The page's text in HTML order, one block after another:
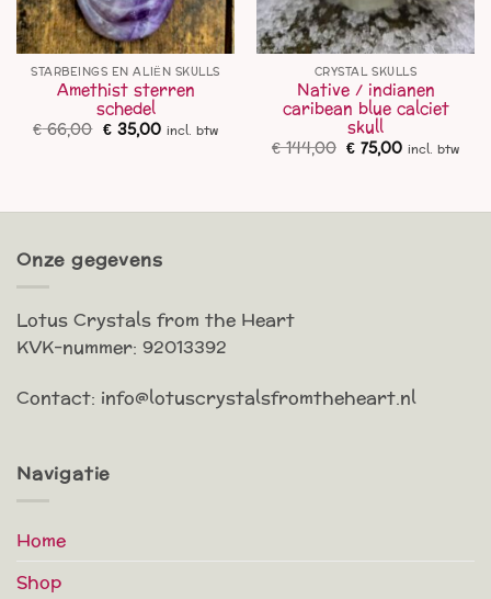
STARBEINGS EN ALIËN SKULLS
Amethist sterren
schedel
€66,00 Oorspronkelijke
prijs
€35,00Huidige
prijs
incl. btw
CRYSTAL SKULLS
Native / indianen
caribean blue calciet
skull
€144,00 Oorspronkelijke
prijs
€ 75,00Huidige
prijs
incl. btw
Onze gegevens
Lotus Crystals from the Heart
KVK-nummer: 92013392
Contact: info@lotuscrystalsfromtheheart.nl
Navigatie
Home
Shop